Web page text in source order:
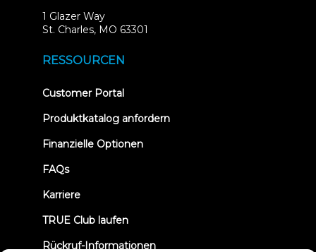
1 Glazer Way
St. Charles, MO 63301
RESSOURCEN
Customer Portal(opens
new
Produktkatalog anfordern
Finanzielle Optionen
FAQs
Karriere
TRUE Club laufen
Rückruf-Informationen